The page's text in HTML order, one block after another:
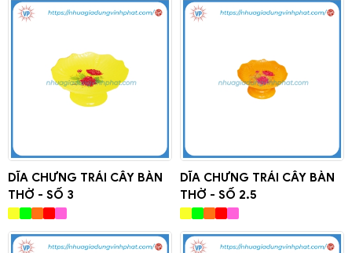
DĨA CHƯNG TRÁI CÂY BÀN
THỜ - SỐ 3
DĨA CHƯNG TRÁI CÂY BÀN
THỜ - SỐ 2.5